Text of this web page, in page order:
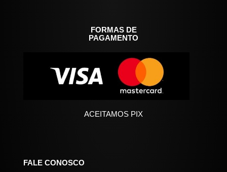
FORMAS DE
PAGAMENTO
ACEITAMOS PIX
FALE CONOSCO